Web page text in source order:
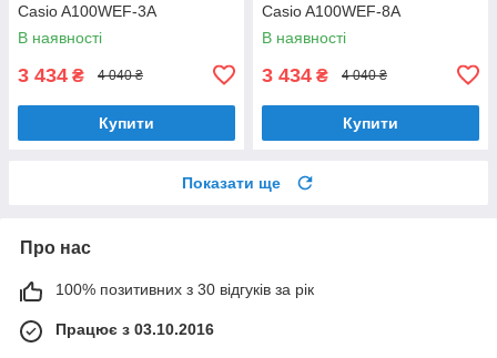
Casio A100WEF-3A
В наявності
3 434 ₴ 4 040 ₴
Купити
Casio A100WEF-8A
В наявності
3 434 ₴ 4 040 ₴
Купити
Показати ще
Про нас
100% позитивних з 30 відгуків за рік
Працює з 03.10.2016